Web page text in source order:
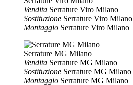
Vendita Serrature Viro Milano
Sostituzione Serrature Viro Milano
Montaggio Serrature Viro Milano
Serrature MG Milano
Vendita Serrature MG Milano
Sostituzione Serrature MG Milano
Montaggio Serrature MG Milano